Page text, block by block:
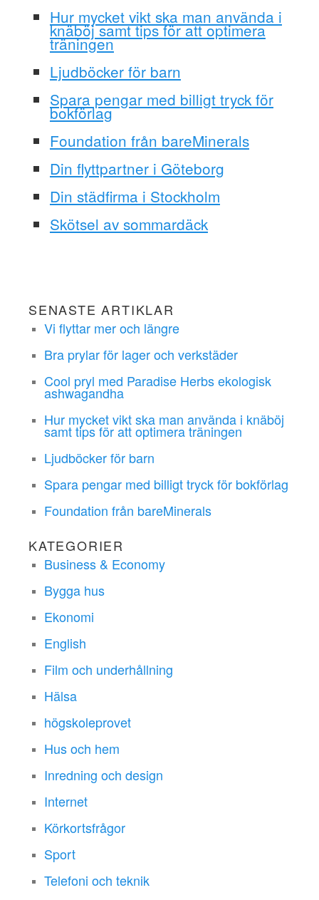
Hur mycket vikt ska man använda i
knäböj samt tips för att optimera
träningen
Ljudböcker för barn
Spara pengar med billigt tryck för
bokförlag
Foundation från bareMinerals
Din flyttpartner i Göteborg
Din städfirma i Stockholm
Skötsel av sommardäck
SENASTE ARTIKLAR
Vi flyttar mer och längre
Bra prylar för lager och verkstäder
Cool pryl med Paradise Herbs ekologisk
ashwagandha
Hur mycket vikt ska man använda i knäböj
samt tips för att optimera träningen
Ljudböcker för barn
Spara pengar med billigt tryck för bokförlag
Foundation från bareMinerals
KATEGORIER
Business & Economy
Bygga hus
Ekonomi
English
Film och underhållning
Hälsa
högskoleprovet
Hus och hem
Inredning och design
Internet
Körkortsfrågor
Sport
Telefoni och teknik